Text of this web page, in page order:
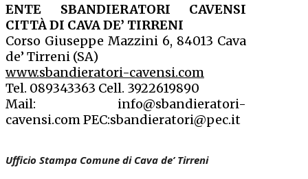
ENTE SBANDIERATORI CAVENSI
CITTÀ DI CAVA DE’ TIRRENI
Corso Giuseppe Mazzini 6, 84013 Cava
de’ Tirreni (SA)
www.sbandieratori-cavensi.com
Tel. 089343363 Cell. 3922619890
Mail: info@sbandieratori-
cavensi.comPEC:sbandieratori@pec.it
Ufficio Stampa Comune di Cava de’ Tirreni